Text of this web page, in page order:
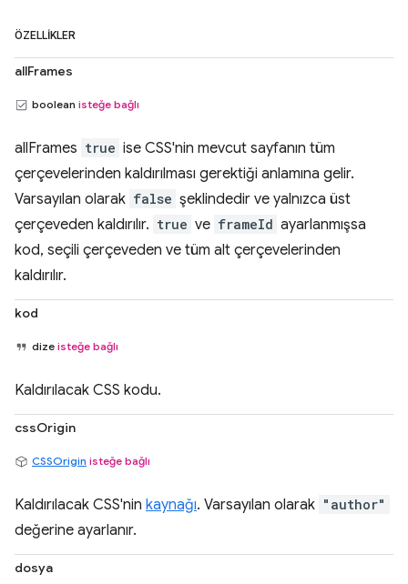
ÖZELLIKLER
allFrames
boolean isteğe bağlı
allFrames true ise CSS'nin mevcut sayfanın tüm
çerçevelerinden kaldırılması gerektiği anlamına gelir.
Varsayılan olarak false şeklindedir ve yalnızca üst
çerçeveden kaldırılır. true ve frameId ayarlanmışsa
kod, seçili çerçeveden ve tüm alt çerçevelerinden
kaldırılır.
kod
dize isteğe bağlı
Kaldırılacak CSS kodu.
cssOrigin
CSSOrigin isteğe bağlı
Kaldırılacak CSS'nin kaynağı. Varsayılan olarak "author"
değerine ayarlanır.
dosya